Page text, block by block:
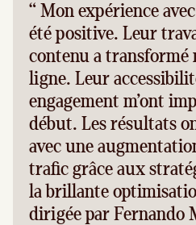
“ Mon expérience
été positive. Leur
contenu a transformé
ligne. Leur
engagement m’ont
début. Les résultats
avec une
trafic grâce aux
la brillante
dirigée par Fernando